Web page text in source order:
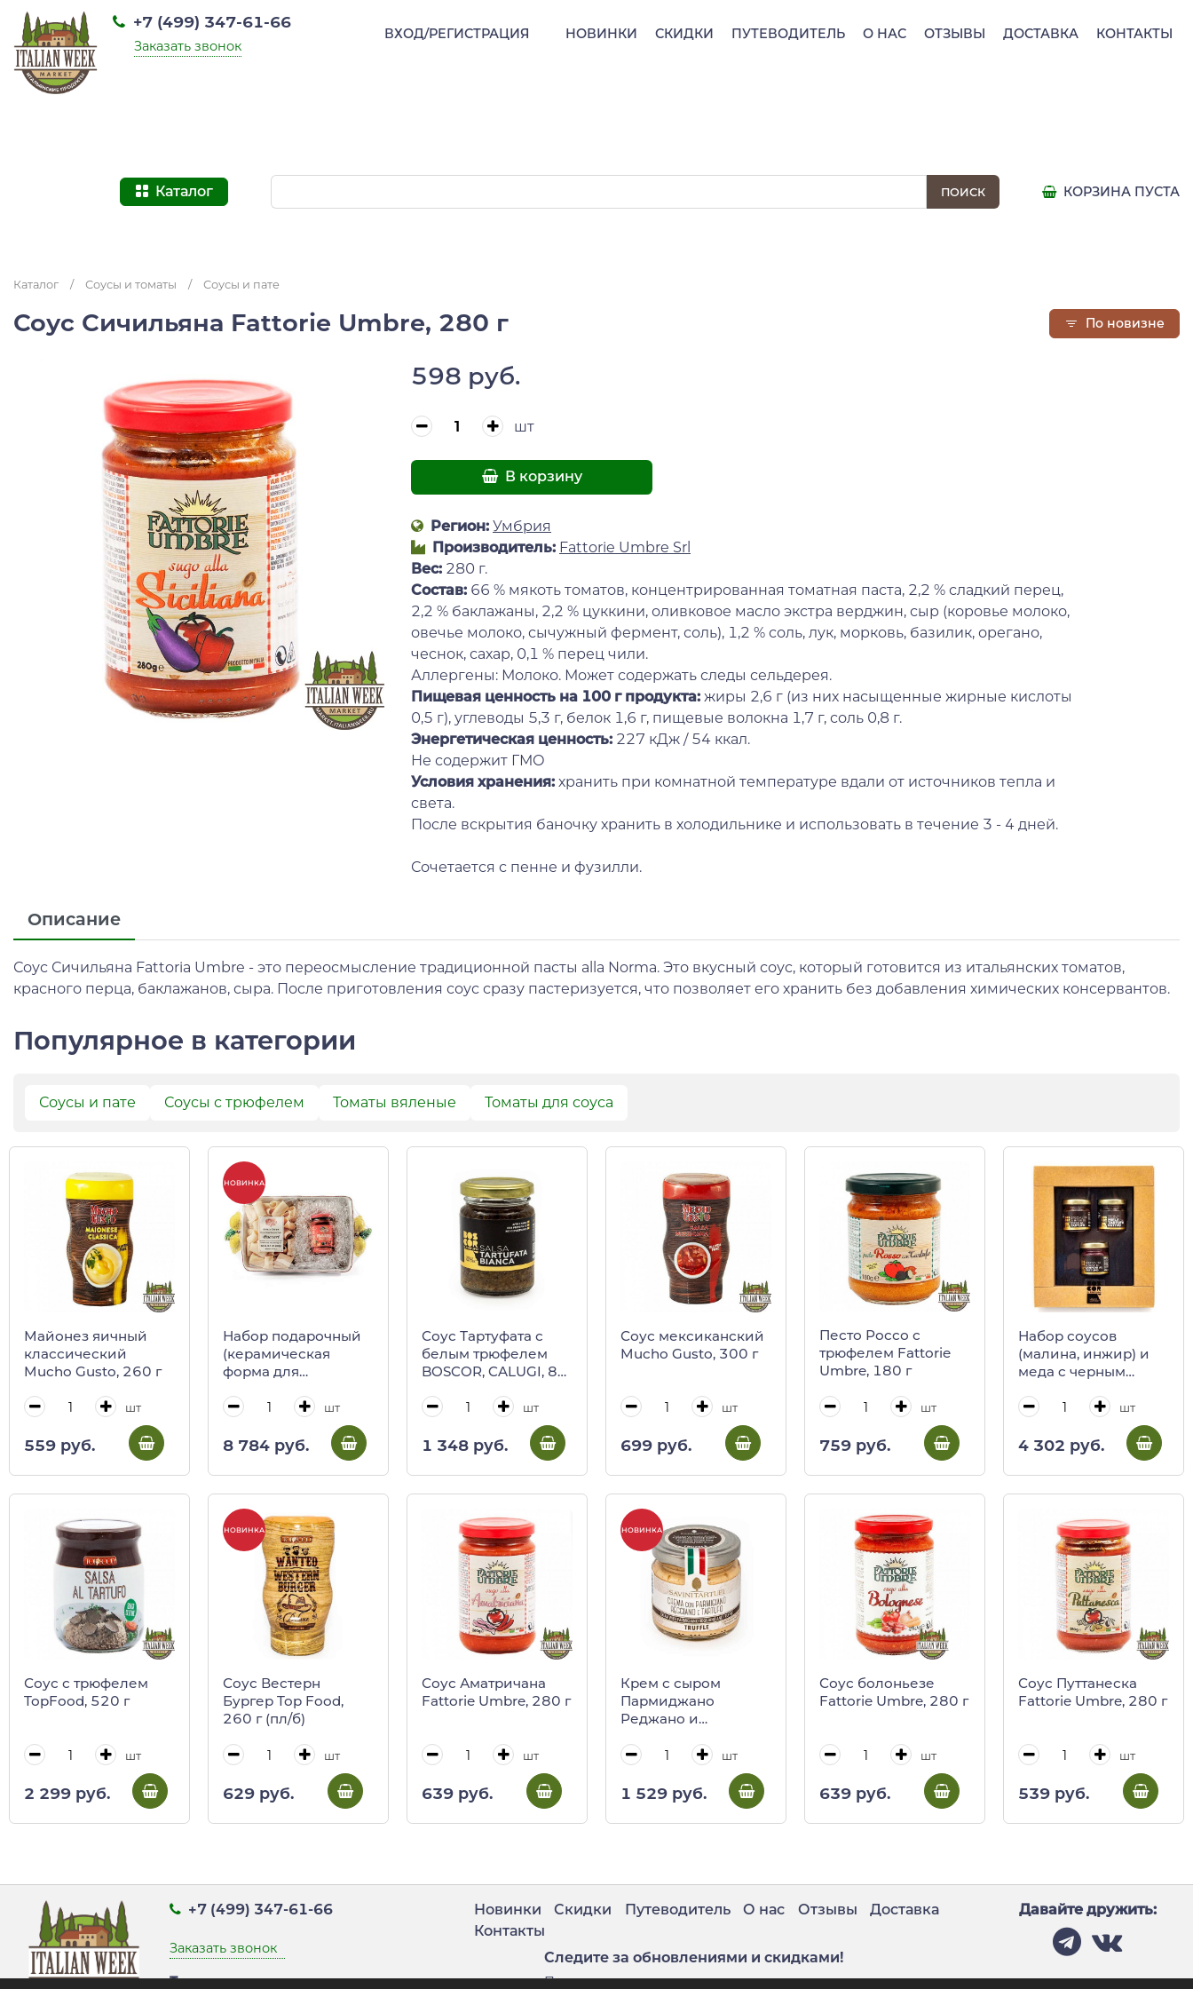
НОВИНКИ СКИДКИ ПУТЕВОДИТЕЛЬ О НАС ОТЗЫВЫ ДОСТАВКА КОНТАКТЫ
+7 (499) 347-61-66
Заказать звонок
ВХОД/РЕГИСТРАЦИЯ
Каталог КОРЗИНА ПУСТА
Каталог / Соусы и томаты / Соусы и пате
Соус Сичильяна Fattorie Umbre, 280 г
598 руб.
шт
В корзину
Регион: Умбрия
Производитель: Fattorie Umbre Srl
Вес: 280 г.
Состав: 66 % мякоть томатов, концентрированная томатная паста, 2,2 % сладкий перец,
2,2 % баклажаны, 2,2 % цуккини, оливковое масло экстра верджин, сыр (коровье молоко,
овечье молоко, сычужный фермент, соль), 1,2 % соль, лук, морковь, базилик, орегано,
чеснок, сахар, 0,1 % перец чили.
Аллергены: Молоко. Может содержать следы сельдерея.
Пищевая ценность на 100 г продукта: жиры 2,6 г (из них насыщенные жирные кислоты
0,5 г), углеводы 5,3 г, белок 1,6 г, пищевые волокна 1,7 г, соль 0,8 г.
Энергетическая ценность: 227 кДж / 54 ккал.
Не содержит ГМО
Условия хранения: хранить при комнатной температуре вдали от источников тепла и
света.
После вскрытия баночку хранить в холодильнике и использовать в течение 3 - 4 дней.
Сочетается с пенне и фузилли.
Описание
Соус Сичильяна Fattoria Umbre - это переосмысление традиционной пасты alla Norma. Это вкусный соус, который готовится из итальянских томатов,
красного перца, баклажанов, сыра. После приготовления соус сразу пастеризуется, что позволяет его хранить без добавления химических консервантов.
Популярное в категории
По новизне
Соусы и пате Соусы с трюфелем Томаты вяленые Томаты для соуса
Майонез яичный
классический
Mucho Gusto, 260 г
шт
559 руб.
НОВИНКА
Набор подарочный
(керамическая
форма для
лимонами, соус по-
неапольски, паста
паккари)
шт
8 784 руб.
Соус Тартуфата с
белым трюфелем
BOSCOR, CALUGI, 85
шт
1 348 руб.
Соус мексиканский
Mucho Gusto, 300 г
шт
699 руб.
Песто Россо с
трюфелем Fattorie
Umbre, 180 г
шт
759 руб.
Набор соусов
(малина, инжир) и
меда c черным
CALUGI, 120/400 г
шт
4 302 руб.
Соус с трюфелем
TopFood, 520 г
шт
2 299 руб.
НОВИНКА
Соус Вестерн
Бургер Top Food,
260 г (пл/б)
шт
629 руб.
Соус Аматричана
Fattorie Umbre, 280 г
шт
639 руб.
НОВИНКА
Крем с сыром
Пармиджано
Реджано и
Tartufi, 90 г (ст/б)
шт
1 529 руб.
Соус болоньезе
Fattorie Umbre, 280 г
шт
639 руб.
Соус Путтанеска
Fattorie Umbre, 280 г
шт
539 руб.
+7 (499) 347-61-66
Заказать звонок
Точка выдачи заказов:
Новинки Скидки Путеводитель О нас Отзывы
Доставка
Контакты
Следите за обновлениями и скидками!
Подпишитесь на нашу рассылку
Давайте дружить: